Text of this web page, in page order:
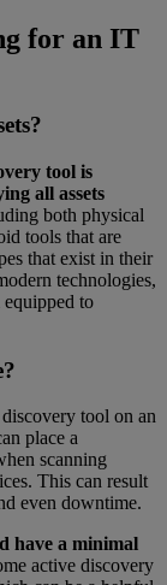
for an IT
tool is
all assets
both physical
tools that are
that exist in their
technologies,
equipped to
tool on an
place a
scanning
This can result
even downtime.
have a minimal
active discovery